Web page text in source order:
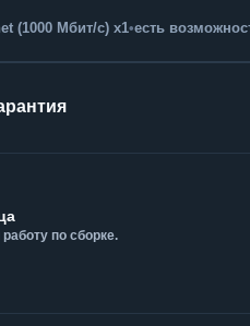
(1000 Мбит/с) x1•есть
по сборке.